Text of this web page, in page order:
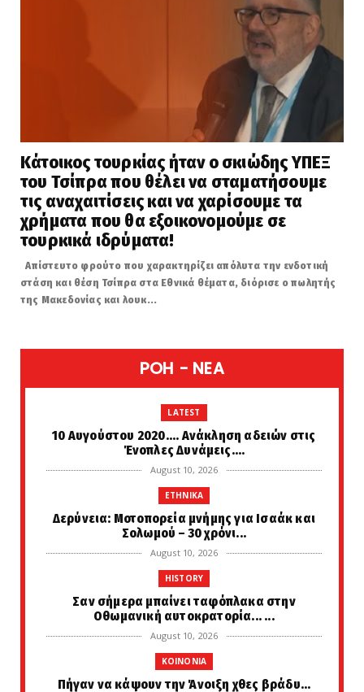
Κάτοικος τουρκίας ήταν ο σκιώδης ΥΠΕΞ
του Τσίπρα που θέλει να σταματήσουμε
τις αναχαιτίσεις και να χαρίσουμε τα
χρήματα που θα εξοικονομούμε σε
τουρκικά ιδρύματα!
Απίστευτο φρούτο που χαρακτηρίζει απόλυτα την ενδοτική
στάση και θέση Τσίπρα στα Εθνικά θέματα, διόρισε ο πωλητής
της Μακεδονίας και λουκ...
POH - NEA
LATEST
10 Αυγούστου 2020.... Ανάκληση αδειών στις
Ένοπλες Δυνάμεις....
August 10, 2026
ETHNIKA
Δερύνεια: Μοτοπορεία μνήμης για Ισαάκ και
Σολωμού – 30 χρόνι...
August 10, 2026
HISTORY
Σαν σήμερα μπαίνει ταφόπλακα στην
Οθωμανική αυτοκρατορία... ...
August 10, 2026
KOINONIA
Πήγαν να κάψουν την Άνοιξη χθες βράδυ...